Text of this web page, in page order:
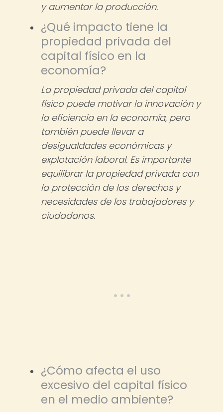
y aumentar la producción.
¿Qué impacto tiene la
propiedad privada del
capital físico en la
economía?
La propiedad privada del capital
físico puede motivar la innovación y
la eficiencia en la economía, pero
también puede llevar a
desigualdades económicas y
explotación laboral. Es importante
equilibrar la propiedad privada con
la protección de los derechos y
necesidades de los trabajadores y
ciudadanos.
¿Cómo afecta el uso
excesivo del capital físico
en el medio ambiente?